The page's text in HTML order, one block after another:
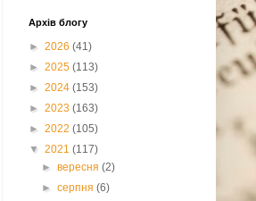
Архів блогу
► 2026 (41)
► 2025 (113)
► 2024 (153)
► 2023 (163)
► 2022 (105)
▼ 2021 (117)
►вересня(2)
►серпня(6)